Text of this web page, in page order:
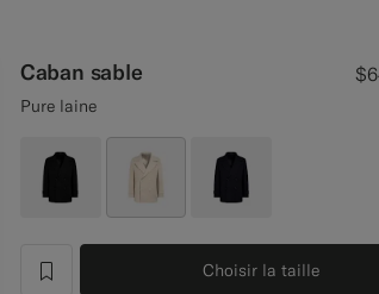
Caban sable
Pure laine
label.header.wishlist
Choisir la taille